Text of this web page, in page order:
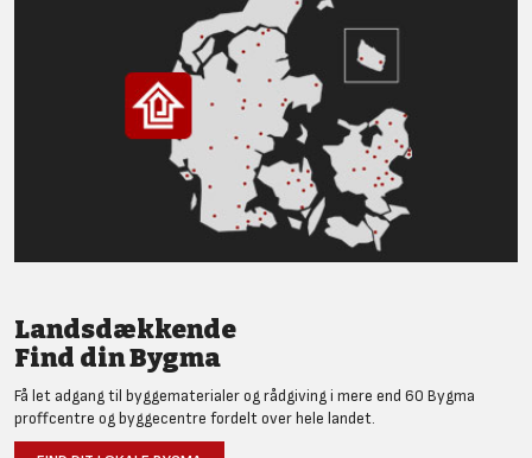
Landsdækkende
Find din Bygma
Få let adgang til byggematerialer og rådgiving i mere end 60 Bygma
proffcentre og byggecentre fordelt over hele landet.